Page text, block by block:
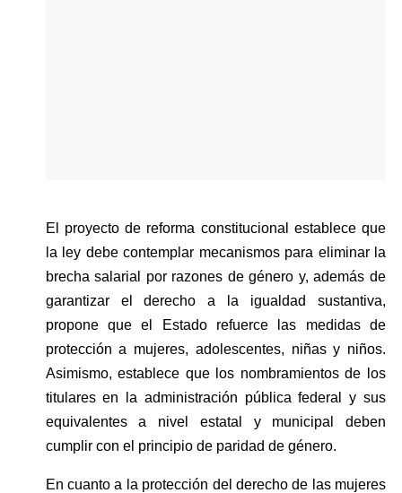
El proyecto de reforma constitucional establece que
la ley debe contemplar mecanismos para eliminar la
brecha salarial por razones de género y, además de
garantizar el derecho a la igualdad sustantiva,
propone que el Estado refuerce las medidas de
protección a mujeres, adolescentes, niñas y niños.
Asimismo, establece que los nombramientos de los
titulares en la administración pública federal y sus
equivalentes a nivel estatal y municipal deben
cumplir con el principio de paridad de género.
En cuanto a la protección del derecho de las mujeres